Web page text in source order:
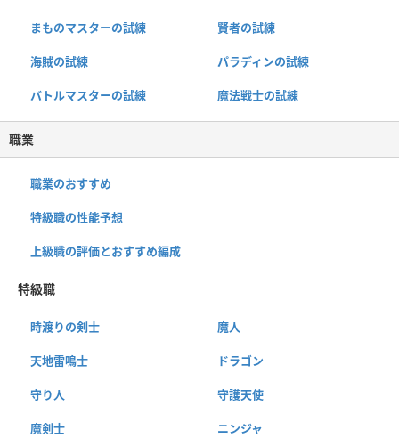
まものマスターの試練 賢者の試練
海賊の試練 パラディンの試練
バトルマスターの試練 魔法戦士の試練
職業
職業のおすすめ
特級職の性能予想
上級職の評価とおすすめ編成
特級職
時渡りの剣士 魔人
天地雷鳴士 ドラゴン
守り人 守護天使
魔剣士 ニンジャ